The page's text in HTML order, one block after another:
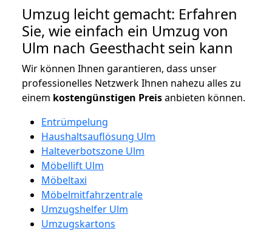
Umzug leicht gemacht: Erfahren
Sie, wie einfach ein Umzug von
Ulm nach Geesthacht sein kann
Wir können Ihnen garantieren, dass unser
professionelles Netzwerk Ihnen nahezu alles zu
einem kostengünstigen Preisanbieten können.
Entrümpelung
Haushaltsauflösung Ulm
Halteverbotszone Ulm
Möbellift Ulm
Möbeltaxi
Möbelmitfahrzentrale
Umzugshelfer Ulm
Umzugskartons